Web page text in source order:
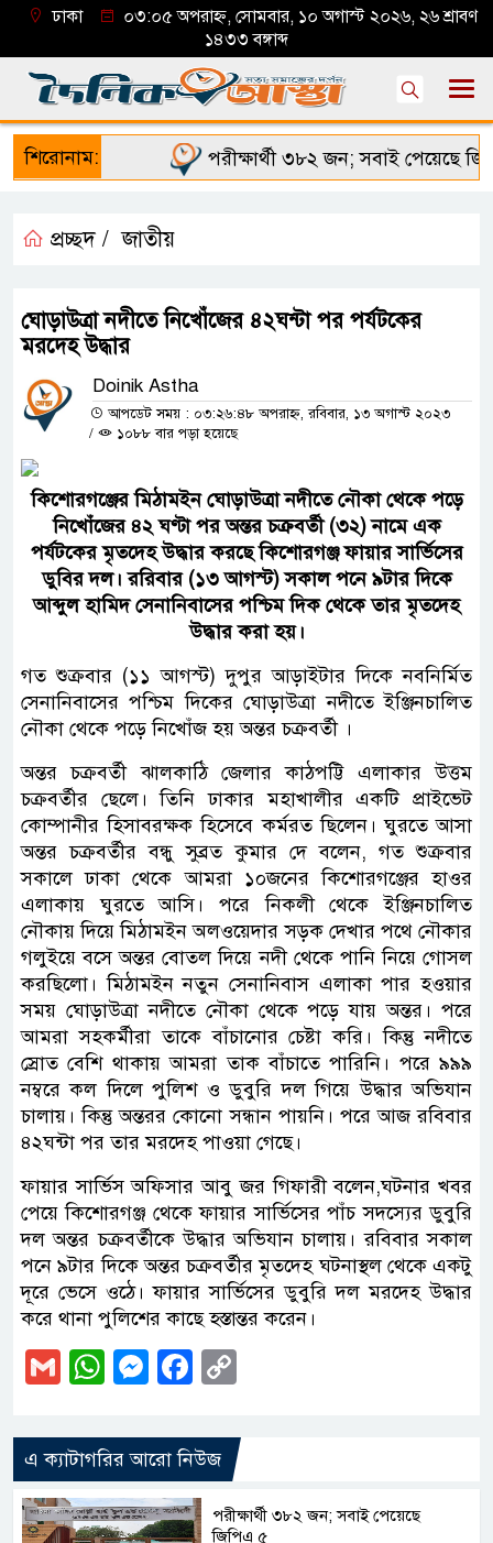
ঢাকা
০৩:০৫ অপরাহ্ন, সোমবার, ১০ অগাস্ট ২০২৬, ২৬ শ্রাবণ
১৪৩৩ বঙ্গাব্দ
শিরোনাম: পরীক্ষার্থী ৩৮২ জন; সবাই পেয়েছে
প্রচ্ছদ / জাতীয়
ঘোড়াউত্রা নদীতে নিখোঁজের ৪২ঘন্টা পর পর্যটকের
মরদেহ উদ্ধার
Doinik Astha
আপডেট সময় : ০৩:২৬:৪৮ অপরাহ্ন, রবিবার, ১৩ অগাস্ট ২০২৩
/
১০৮৮ বার পড়া হয়েছে
কিশোরগঞ্জের মিঠামইন ঘোড়াউত্রা নদীতে নৌকা থেকে পড়ে
নিখোঁজের ৪২ ঘণ্টা পর অন্তর চক্রবর্তী (৩২) নামে এক
পর্যটকের মৃতদেহ উদ্ধার করছে কিশোরগঞ্জ ফায়ার সার্ভিসের
ডুবির দল। ররিবার (১৩ আগস্ট) সকাল পনে ৯টার দিকে
আব্দুল হামিদ সেনানিবাসের পশ্চিম দিক থেকে তার মৃতদেহ
উদ্ধার করা হয়।
গত শুক্রবার (১১ আগস্ট) দুপুর আড়াইটার দিকে নবনির্মিত
সেনানিবাসের পশ্চিম দিকের ঘোড়াউত্রা নদীতে ইঞ্জিনচালিত
নৌকা থেকে পড়ে নিখোঁজ হয় অন্তর চক্রবর্তী ।
অন্তর চক্রবর্তী ঝালকাঠি জেলার কাঠপট্টি এলাকার উত্তম
চক্রবর্তীর ছেলে। তিনি ঢাকার মহাখালীর একটি প্রাইভেট
কোম্পানীর হিসাবরক্ষক হিসেবে কর্মরত ছিলেন। ঘুরতে আসা
অন্তর চক্রবর্তীর বন্ধু সুব্রত কুমার দে বলেন, গত শুক্রবার
সকালে ঢাকা থেকে আমরা ১০জনের কিশোরগঞ্জের হাওর
এলাকায় ঘুরতে আসি। পরে নিকলী থেকে ইঞ্জিনচালিত
নৌকায় দিয়ে মিঠামইন অলওয়েদার সড়ক দেখার পথে নৌকার
গলুইয়ে বসে অন্তর বোতল দিয়ে নদী থেকে পানি নিয়ে গোসল
করছিলো। মিঠামইন নতুন সেনানিবাস এলাকা পার হওয়ার
সময় ঘোড়াউত্রা নদীতে নৌকা থেকে পড়ে যায় অন্তর। পরে
আমরা সহকর্মীরা তাকে বাঁচানোর চেষ্টা করি। কিন্তু নদীতে
স্রোত বেশি থাকায় আমরা তাক বাঁচাতে পারিনি। পরে ৯৯৯
নম্বরে কল দিলে পুলিশ ও ডুবুরি দল গিয়ে উদ্ধার অভিযান
চালায়। কিন্তু অন্তরর কোনো সন্ধান পায়নি। পরে আজ রবিবার
৪২ঘন্টা পর তার মরদেহ পাওয়া গেছে।
ফায়ার সার্ভিস অফিসার আবু জর গিফারী বলেন,ঘটনার খবর
পেয়ে কিশোরগঞ্জ থেকে ফায়ার সার্ভিসের পাঁচ সদস্যের ডুবুরি
দল অন্তর চক্রবর্তীকে উদ্ধার অভিযান চালায়। রবিবার সকাল
পনে ৯টার দিকে অন্তর চক্রবর্তীর মৃতদেহ ঘটনাস্থল থেকে একটু
দূরে ভেসে ওঠে। ফায়ার সার্ভিসের ডুবুরি দল মরদেহ উদ্ধার
করে থানা পুলিশের কাছে হস্তান্তর করেন।
GmailWhatsApp
Messenger
Facebook
এ ক্যাটাগরির আরো নিউজ
পরীক্ষার্থী ৩৮২ জন; সবাই পেয়েছে
জিপিএ ৫